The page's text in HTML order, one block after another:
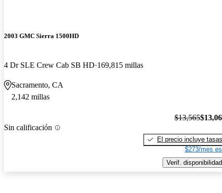
2003 GMC Sierra 1500HD
4 Dr SLE Crew Cab SB HD 169,815 millas
Sacramento, CA
2,142 millas
Sin calificación
$13,565
El precio incluye tasas
$273/mes
Verif. disponibilidad